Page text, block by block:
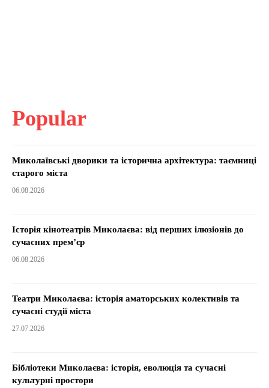
Popular
Миколаївські дворики та історична архітектура: таємниці
старого міста
06.08.2026
Історія кінотеатрів Миколаєва: від перших ілюзіонів до
сучасних прем’єр
06.08.2026
Театри Миколаєва: історія аматорських колективів та
сучасні студії міста
27.07.2026
Бібліотеки Миколаєва: історія, еволюція та сучасні
культурні простори